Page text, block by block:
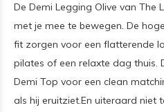
De Demi Legging Olive van The
met je mee te bewegen. De
fit zorgen voor een flatterende
pilates of een relaxte dag thuis.
Demi Top voor een clean
als hij eruitziet.En uiteraard niet